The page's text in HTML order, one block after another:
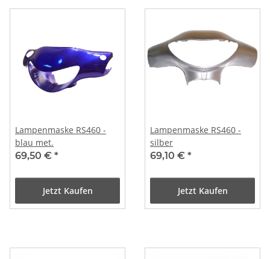
Lampenmaske RS460 -
blau met.
69,50 € *
Jetzt Kaufen
Lampenmaske RS460 -
silber
69,10 € *
Jetzt Kaufen